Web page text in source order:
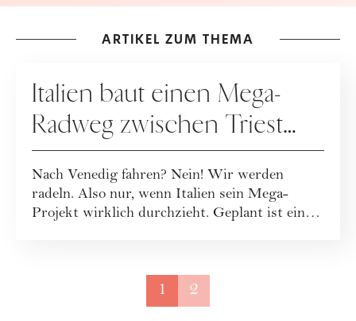
ARTIKEL ZUM THEMA
Italien baut einen Mega-
Radweg zwischen Triest
und Venedig
Nach Venedig fahren? Nein! Wir werden
radeln. Also nur, wenn Italien sein Mega-
Projekt wirklich durchzieht. Geplant ist ein
1 2